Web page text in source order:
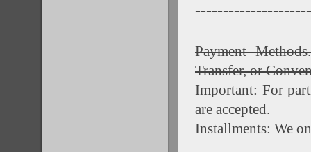
Payment
Transfer, or
Important: For
are accepted.
Installments: We